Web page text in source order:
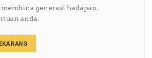
generasi hadapan.
anda.